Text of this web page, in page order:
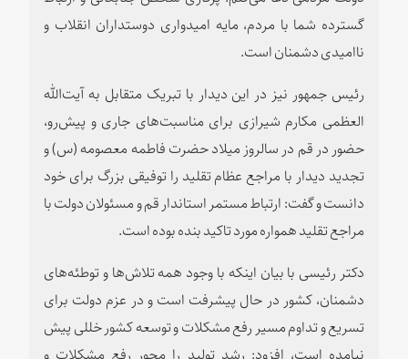
گسترده شما با مردم، مایه امیدواری دوستداران انقلاب و
ناامیدی دشمنان است.
رئیس جمهور نیز در این دیدار با تبریک متقابل به آیت‌الله
العظمی مکارم شیرازی برای مناسبت‌های جاری و پیش‌رو،
حضور در قم در سالروز میلاد حضرت فاطمه معصومه (س) و
تجدید دیدار با مراجع عظام تقلید را توفیقی بزرگ برای خود
دانست و گفت: ارتباط مستمر استاندار قم و مسئولان دولت با
مراجع تقلید همواره مورد تاکید بنده بوده است.
دکتر رئیسی با بیان اینکه با وجود همه تلاش‌ها و توطئه‌های
دشمنان، کشور در حال پیشرفت است و در عزم دولت برای
تسریع و تداوم مسیر رفع مشکلات و توسعه کشور خللی پیش
نیامده است، افزود: رشد تولید را محور رفع مشکلات و